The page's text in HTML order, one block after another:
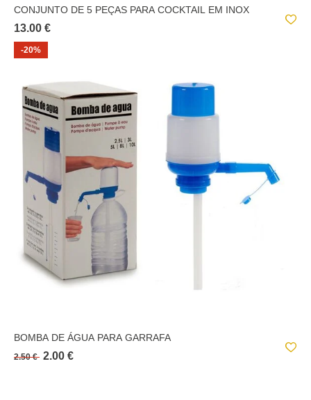
CONJUNTO DE 5 PEÇAS PARA COCKTAIL EM INOX
13.00 €
-20%
BOMBA DE ÁGUA PARA GARRAFA
2.50 € 2.00 €